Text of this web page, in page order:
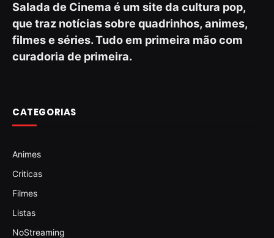
Salada de Cinema é um site da cultura pop,
que traz notícias sobre quadrinhos, animes,
filmes e séries. Tudo em primeira mão com
curadoria de primeira.
CATEGORIAS
Animes
Criticas
Filmes
Listas
NoStreaming